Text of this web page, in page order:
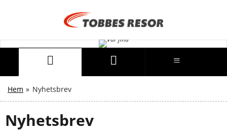
Hem » Nyhetsbrev
Nyhetsbrev